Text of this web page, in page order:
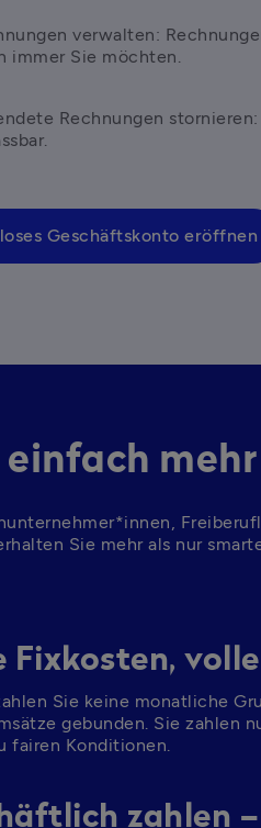
verwalten:
immer Sie möchten.
Rechnungen
Geschäftskonto eröffnen
einfach
Sie mehr als nur
Fixkosten,
Sie keine monatliche
gebunden. Sie zahlen
fairen Konditionen.
zahlen